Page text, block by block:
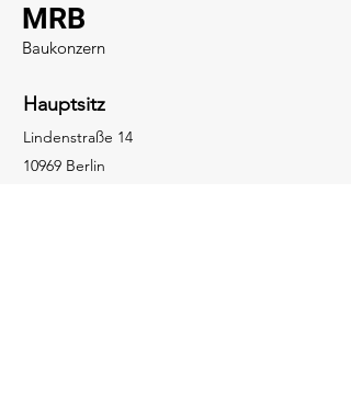
MRB
Baukonzern
Hauptsitz
Lindenstraße 14
10969 Berlin